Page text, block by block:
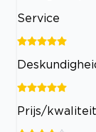
Service
Prijs/kwaliteit